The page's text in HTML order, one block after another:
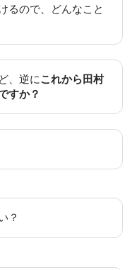
るので、どんなこと
、逆にこれから田村
すか？
？